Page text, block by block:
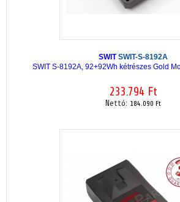
SWITSWIT-S-8192A
SWIT S-8192A, 92+92Wh kétrészes Gold
233.794 Ft
Nettó: 184.090 Ft